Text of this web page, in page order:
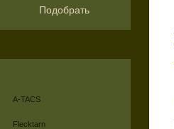
Подобрать
A-TACS
Flecktarn